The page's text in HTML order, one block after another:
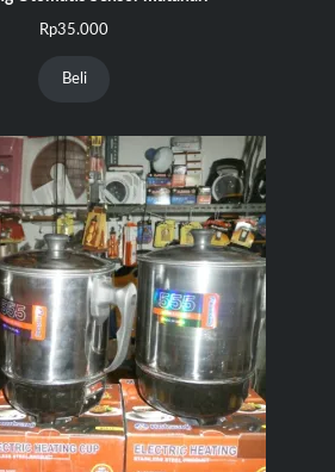
Rp35.000
Beli